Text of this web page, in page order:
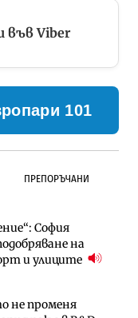
във Viber
101
ПРЕПОРЪЧАНИ
София
на
и улиците
не променя
на
по бул.
тунела под
паралелно с
договор за